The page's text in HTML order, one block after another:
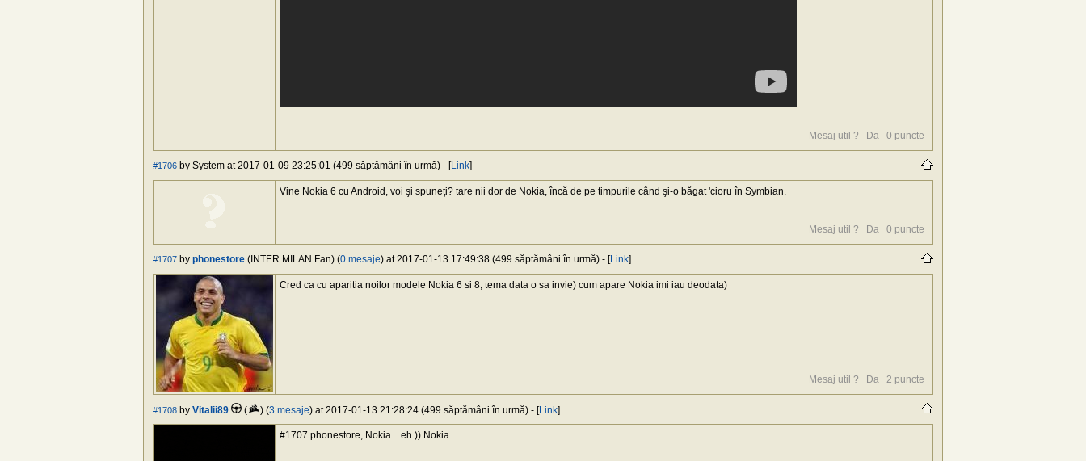
Mesaj util ? Da 0 puncte
#1706 by System at 2017-01-09 23:25:01 (499 săptămâni în urmă) - [Link]
Vine Nokia 6 cu Android, voi şi spuneți? tare nii dor de Nokia, încă de pe timpurile când şi-o băgat 'cioru în Symbian.
Mesaj util ? Da 0 puncte
#1707 by phonestore (INTER MILAN Fan) (0 mesaje) at 2017-01-13 17:49:38 (499 săptămâni în urmă) - [Link]
Cred ca cu aparitia noilor modele Nokia 6 si 8, tema data o sa invie) cum apare Nokia imi iau deodata)
Mesaj util ? Da 2 puncte
#1708 by Vitalii89 ( ) (3 mesaje) at 2017-01-13 21:28:24 (499 săptămâni în urmă) - [Link]
#1707 phonestore, Nokia .. eh )) Nokia..